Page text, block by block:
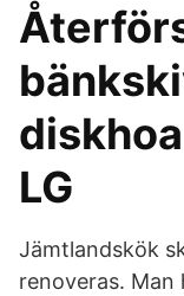
LG
Jämtlandskök
renoveras.